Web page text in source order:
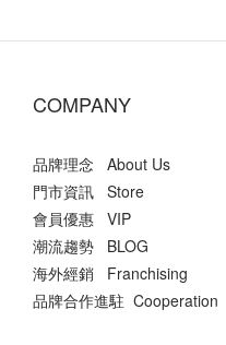
COMPANY
品牌理念 About Us
門市資訊 Store
會員優惠 VIP
潮流趨勢 BLOG
海外經銷 Franchising
品牌合作進駐 Cooperation